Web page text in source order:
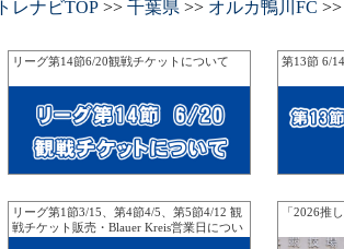
トレナビTOP >> 千葉県 >> オルカ鴨川FC
リーグ第14節6/20観戦チケットについて 第13節 6/
リーグ第1節3/15、第4節4/5、第5節4/12 観
戦チケット販売・Blauer Kreis営業日につい
「2026推